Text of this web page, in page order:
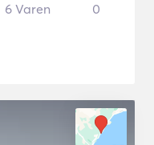
6 Varen 0